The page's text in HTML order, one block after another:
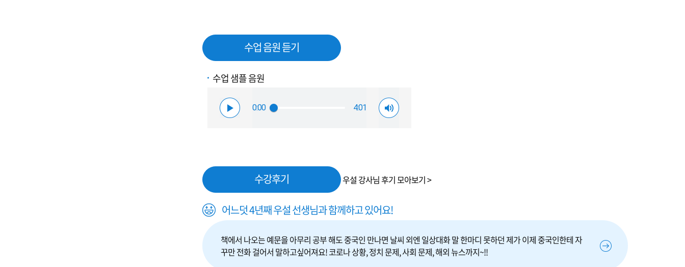
수업 음원 듣기
수업 샘플 음원
0:00 4:01
수강후기 우설 강사님 후기 모아보기 >
어느덧 4년째 우설 선생님과 함께하고 있어요!
책에서 나오는 예문을 아무리 공부 해도 중국인 만나면 날씨 외엔 일상대화 말 한마디 못하던 제가 이제 중국인한테 자
꾸만 전화 걸어서 말하고싶어져요! 코로나 상황, 정치 문제, 사회 문제, 해외 뉴스까지~!!